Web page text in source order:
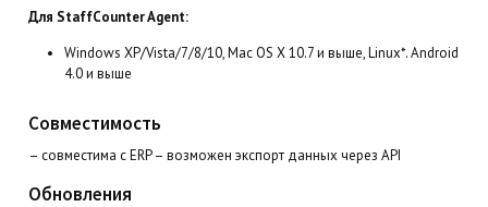
Для StaffCounter Agent:
Windows XP/Vista/7/8/10, Mac OS X 10.7 и выше, Linux*. Android
4.0 и выше
Совместимость
– совместима с ERP – возможен экспорт данных через API
Обновления